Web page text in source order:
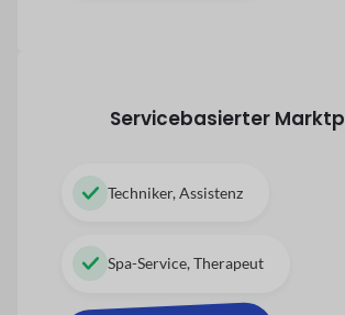
Servicebasierter
Techniker, Assistenz
Spa-Service, Therapeut